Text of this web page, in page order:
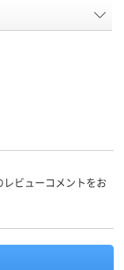
0.012mm
リエチレ
ビューコメントをお